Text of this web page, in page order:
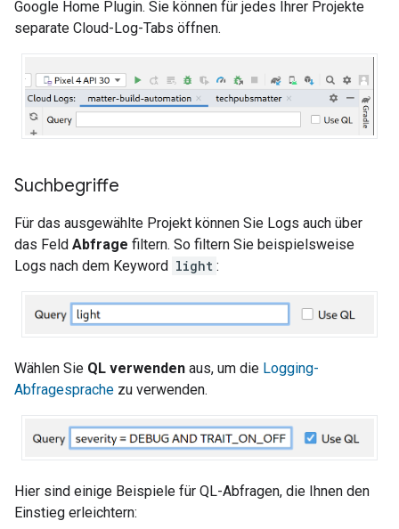
Google Home Plugin. Sie können für jedes Ihrer Projekte
separate Cloud-Log-Tabs öffnen.
Suchbegriffe
Für das ausgewählte Projekt können Sie Logs auch über
das Feld Abfrage filtern. So filtern Sie beispielsweise
Logs nach dem Keyword light :
Wählen Sie QL verwenden aus, um die Logging-
Abfragesprache zu verwenden.
Hier sind einige Beispiele für QL-Abfragen, die Ihnen den
Einstieg erleichtern: